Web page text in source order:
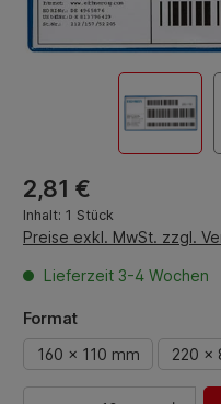
Regulärer Preis:
2,81 €
Inhalt: 1 Stück
Preise exkl. MwSt. zzgl.
Lieferzeit 3-4 Wochen
Formatauswählen
160 x 110 mm
220 x
Produkt Anzahl: Gib